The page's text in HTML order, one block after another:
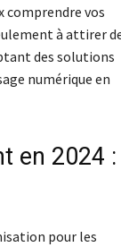
comprendre vos
à attirer
des solutions
numérique en
en 2024 :
pour les